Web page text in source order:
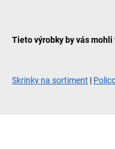
Tieto výrobky by vás
Skrinky na sortiment |